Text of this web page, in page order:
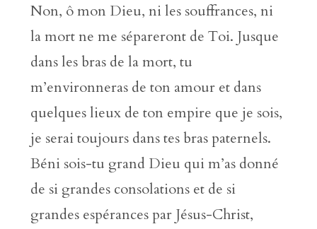
Non, ô mon Dieu, ni les souffrances, ni
la mort ne me sépareront de Toi. Jusque
dans les bras de la mort, tu
m’environneras de ton amour et dans
quelques lieux de ton empire que je sois,
je serai toujours dans tes bras paternels.
Béni sois-tu grand Dieu qui m’as donné
de si grandes consolations et de si
grandes espérances par Jésus-Christ,